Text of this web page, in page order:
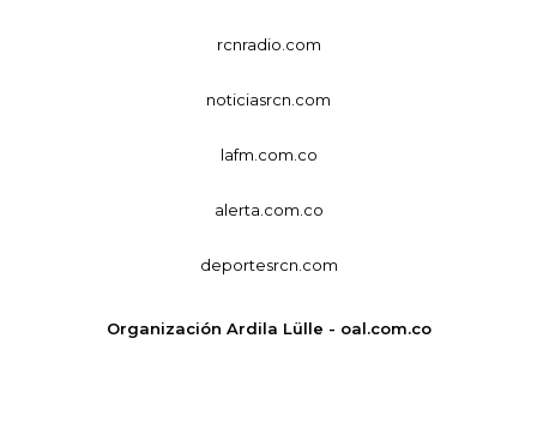
rcnradio.com
noticiasrcn.com
lafm.com.co
alerta.com.co
deportesrcn.com
Organización Ardila Lülle - oal.com.co